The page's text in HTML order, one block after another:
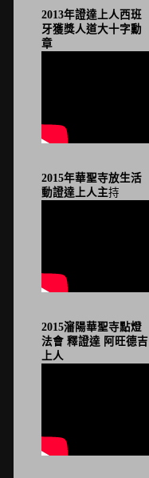
2013年證達上人西班
牙獲獎人道大十字勳
章
2015年華聖寺放生活
動證達上人主持
2015瀋陽華聖寺點燈
法會 釋證達 阿旺德吉
上人